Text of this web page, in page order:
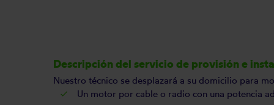
Descripción del servicio de provisión e
Nuestro técnico se desplazará a su domicilio para
Un motor por cable o radio con una potencia